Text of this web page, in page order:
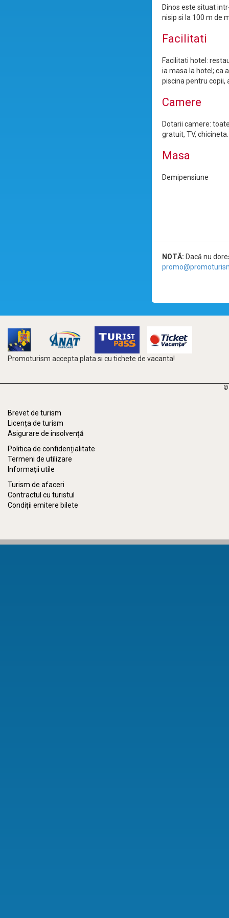
Dinos este situat
nisip si la 100 m de
Facilitati
Facilitati hotel:
ia masa la hotel; ca
piscina pentru copii,
Camere
Dotarii camere:
gratuit, TV, chicineta.
Masa
Demipensiune
NOTĂ: Dacă nu
Promoturism accepta plata si cu tichete de vacanta!
©
Brevet de turism
Licența de turism
Asigurare de insolvență
Politica de confidențialitate
Termeni de utilizare
Informații utile
Turism de afaceri
Contractul cu turistul
Condiții emitere bilete